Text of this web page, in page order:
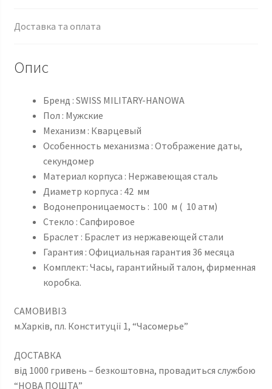
Доставка та оплата
Опис
Бренд : SWISS MILITARY-HANOWA
Пол : Мужские
Механизм : Кварцевый
Особенность механизма : Отображение даты,
секундомер
Материал корпуса : Нержавеющая сталь
Диаметр корпуса : 42 мм
Водонепроницаемость : 100 м ( 10 атм)
Стекло : Сапфировое
Браслет : Браслет из нержавеющей стали
Гарантия : Официальная гарантия 36 месяца
Комплект: Часы, гарантийный талон, фирменная
коробка.
САМОВИВІЗ
м.Харків, пл. Конституції 1, “Часомерье”
ДОСТАВКА
від 1000 гривень – безкоштовна, провадиться службою
“НОВА ПОШТА”